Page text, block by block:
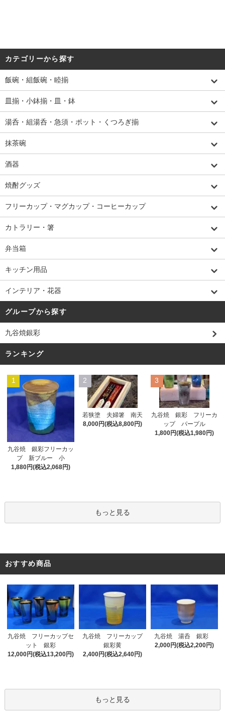
カテゴリーから探す
飯碗・組飯碗・睦揃
皿揃・小鉢揃・皿・鉢
湯呑・組湯呑・急須・ポット・くつろぎ揃
抹茶碗
酒器
焼酎グッズ
フリーカップ・マグカップ・コーヒーカップ
カトラリー・箸
弁当箱
キッチン用品
インテリア・花器
グループから探す
九谷焼銀彩
ランキング
1
九谷焼 銀彩フリーカッ
プ 新ブルー 小
1,880円(税込2,068円)
2
若狭塗 夫婦箸 南天
8,000円(税込8,800円)
3
九谷焼 銀彩 フリーカ
ップ パープル
1,800円(税込1,980円)
もっと見る
おすすめ商品
九谷焼 フリーカップセ
ット 銀彩
12,000円(税込13,200円)
九谷焼 フリーカップ
銀彩黄
2,400円(税込2,640円)
九谷焼 湯呑 銀彩
2,000円(税込2,200円)
もっと見る